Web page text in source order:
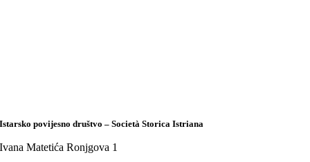
Istarsko povijesno društvo – Società Storica Istriana
Ivana Matetića Ronjgova 1